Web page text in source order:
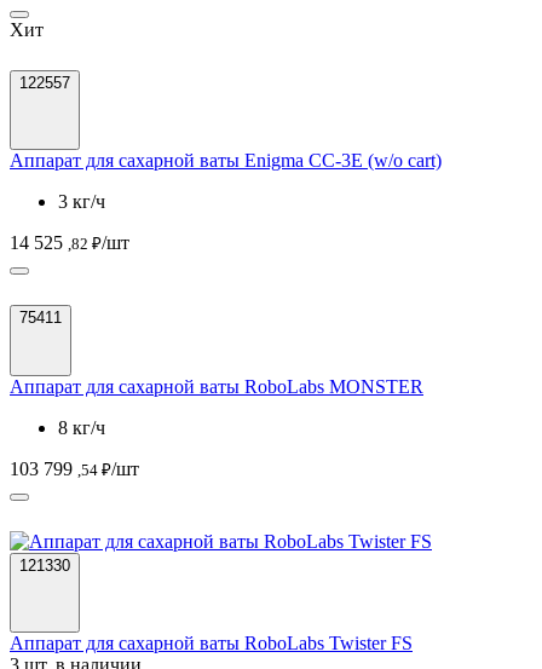
Хит
122557
Аппарат для сахарной ваты Enigma CC-3E (w/o cart)
3 кг/ч
14 525 ,82 ₽/шт
75411
Аппарат для сахарной ваты RoboLabs MONSTER
8 кг/ч
103 799 ,54 ₽/шт
121330
Аппарат для сахарной ваты RoboLabs Twister FS
3 шт. в наличии